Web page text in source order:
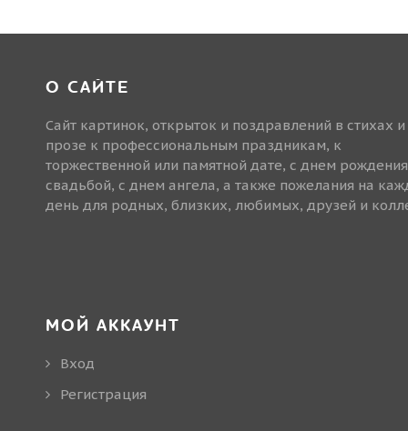
О САЙТЕ
Сайт картинок, открыток и поздравлений в стихах и
прозе к профессиональным праздникам, к
торжественной или памятной дате, с днем
свадьбой, с днем ангела, а также пожелания на
день для родных, близких, любимых, друзей и
МОЙ АККАУНТ
Вход
Регистрация